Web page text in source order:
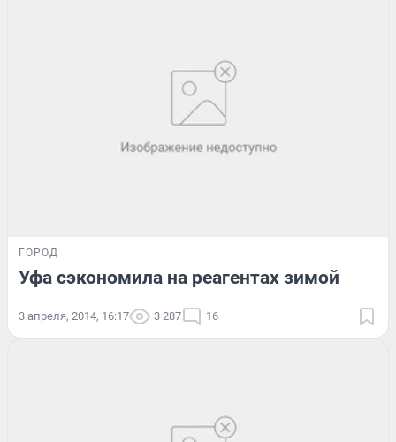
ГОРОД
Уфа сэкономила на реагентах зимой
3 апреля, 2014, 16:17 3 287 16